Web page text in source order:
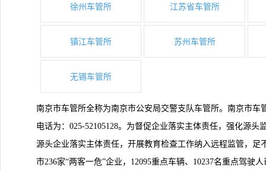
徐州车管所 江苏省车管所
镇江车管所 苏州车管所
无锡车管所
南京市车管所全称为南京市公安局交警支队车管所。南京市
电话为：025-52105128。为督促企业落实主体责任，强化源
源头企业落实主体责任，开展教育检查工作纳入远程监管，
市236家“两客一危”企业，12095重点车辆、10237名重点驾驶